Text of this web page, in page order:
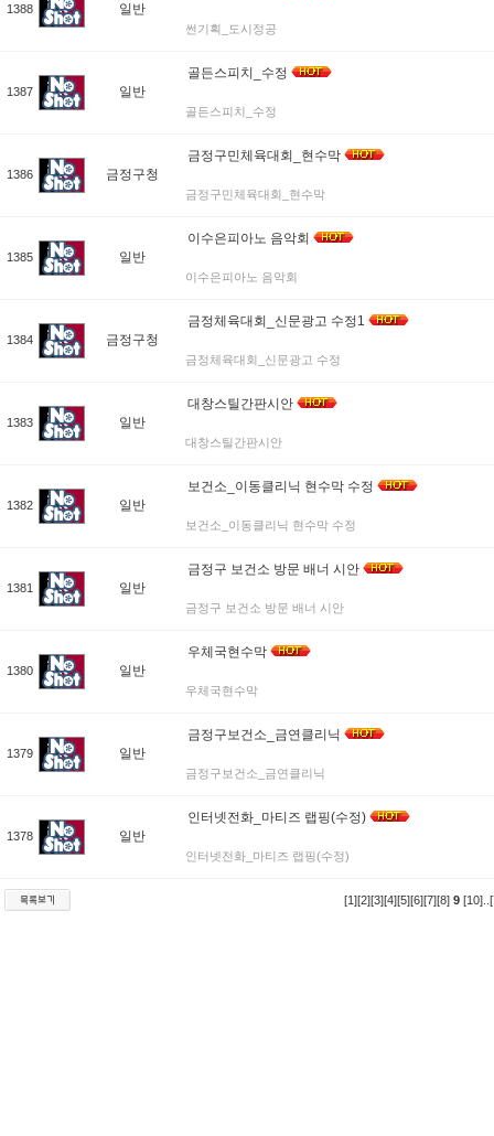
1388 일반
썬기획_도시정공
1387 일반
골든스피치_수정
골든스피치_수정
1386 금정구청
금정구민체육대회_현수막
금정구민체육대회_현수막
1385 일반
이수은피아노 음악회
이수은피아노 음악회
1384 금정구청
금정체육대회_신문광고 수정1
금정체육대회_신문광고 수정
1383 일반
대창스틸간판시안
대창스틸간판시안
1382 일반
보건소_이동클리닉 현수막 수정
보건소_이동클리닉 현수막 수정
1381 일반
금정구 보건소 방문 배너 시안
금정구 보건소 방문 배너 시안
1380 일반
우체국현수막
우체국현수막
1379 일반
금정구보건소_금연클리닉
금정구보건소_금연클리닉
1378 일반
인터넷전화_마티즈 랩핑(수정)
인터넷전화_마티즈 랩핑(수정)
[1][2][3][4][5][6][7][8] 9 [10]